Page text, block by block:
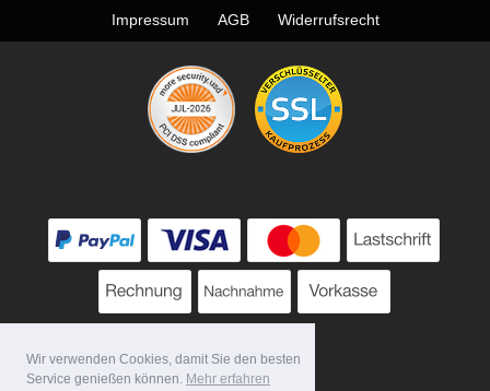
Wir verwenden Cookies, damit Sie den besten
Service genießen können. Mehr erfahren
Impressum AGB Widerrufsrecht